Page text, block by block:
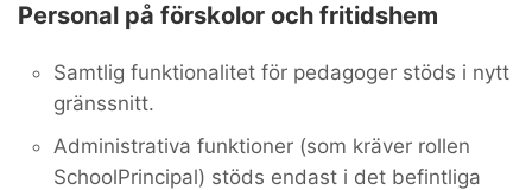
Personal på förskolor och fritidshem
Samtlig funktionalitet för pedagoger stöds i nytt
gränssnitt.
Administrativa funktioner (som kräver rollen
SchoolPrincipal) stöds endast i det befintliga